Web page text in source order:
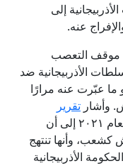
إلى
عنه.
موقف التعصب
الأذربيجانية ضد
ما عبّرت عنه مرارًا
وأشار تقرير
المجلس العام الطاليشي في أذربيجان لعام ٢٠٢١ إلى أن
كشعب، وأنها تنتهج
الأذربيجانية